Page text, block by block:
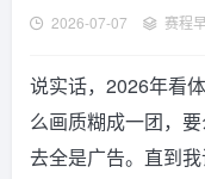
2026-07-07 赛程
说实话，2026年看
么画质糊成一团，
去全是广告。直到